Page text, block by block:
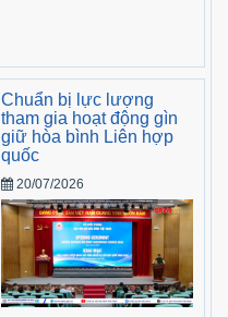
Chuẩn bị lực lượng
tham gia hoạt động gìn
giữ hòa bình Liên hợp
quốc
20/07/2026